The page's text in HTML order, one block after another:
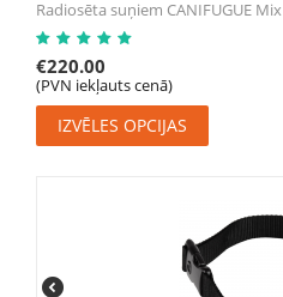
Radiosēta suņiem CANIFUGUE Mix
€220.00
(PVN iekļauts cenā)
IZVĒLES OPCIJAS